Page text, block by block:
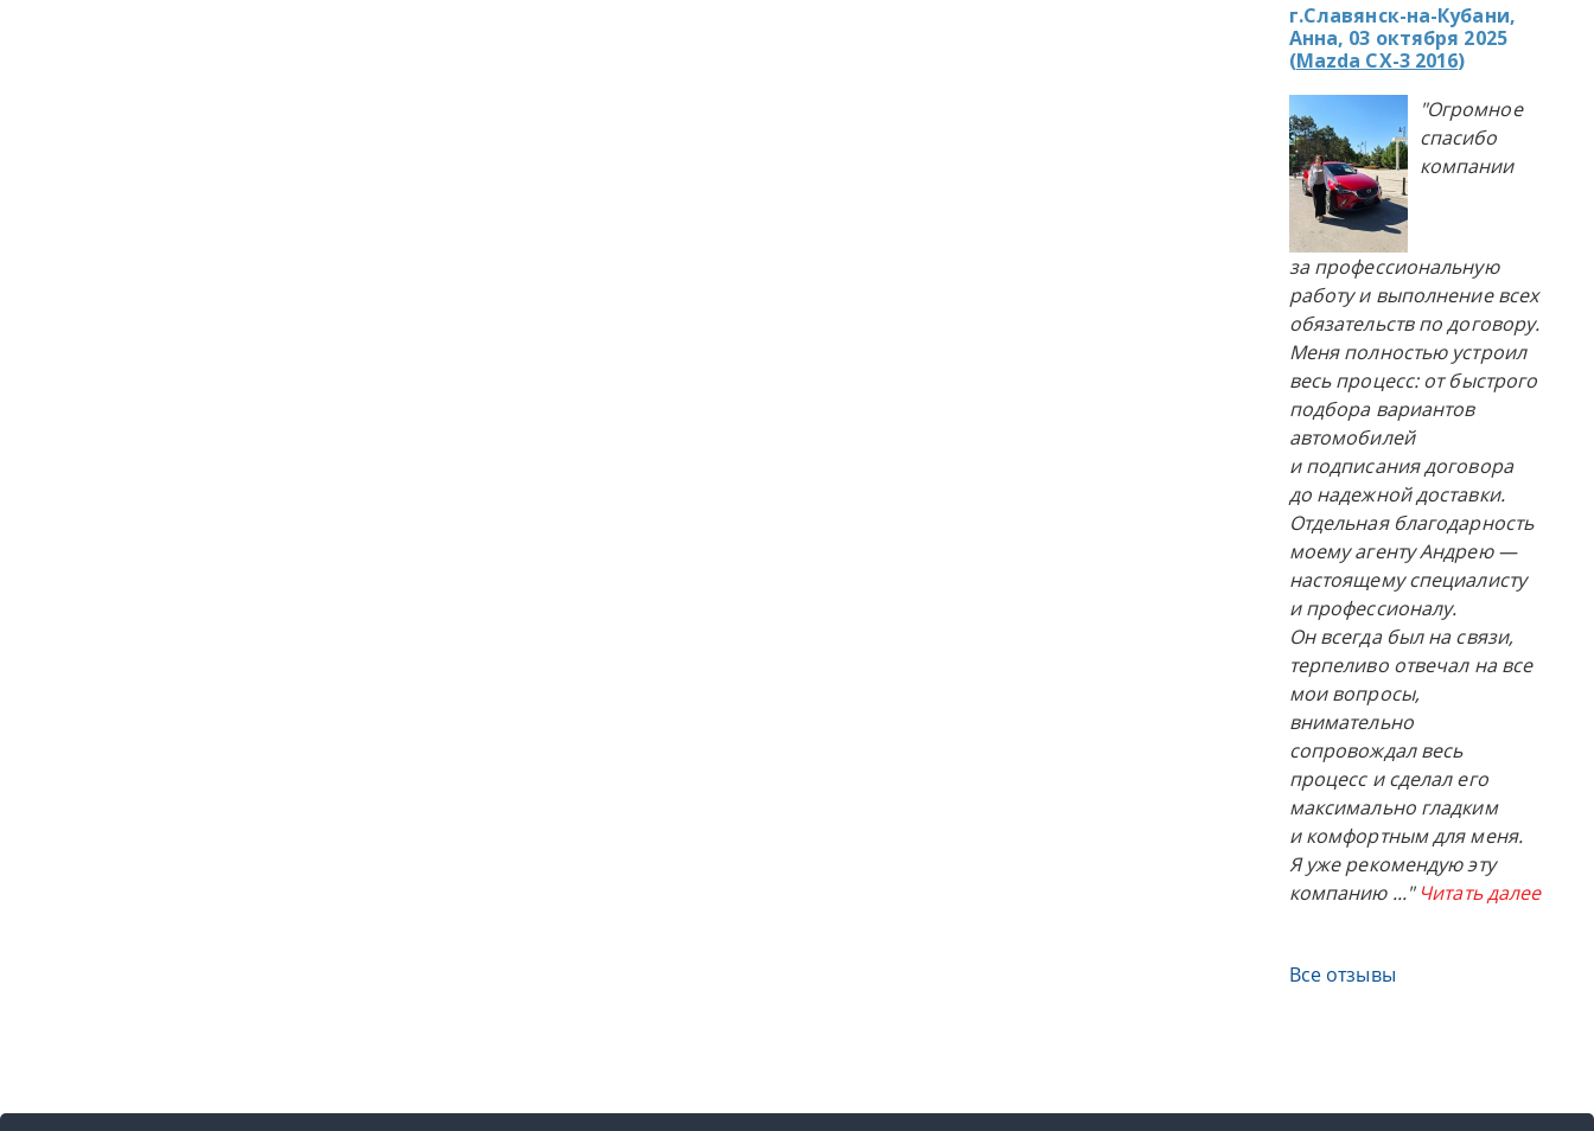
г.Славянск-на-Кубани,
Анна, 03 октября 2025
(Mazda CX-3 2016)
"Огромное
спасибо
компании
за профессиональную
работу и выполнение всех
обязательств по договору.
Меня полностью устроил
весь процесс: от быстрого
подбора вариантов
автомобилей
и подписания договора
до надежной доставки.
Отдельная благодарность
моему агенту Андрею —
настоящему специалисту
и профессионалу.
Он всегда был на связи,
терпеливо отвечал на все
мои вопросы,
внимательно
сопровождал весь
процесс и сделал его
максимально гладким
и комфортным для меня.
Я уже рекомендую эту
компанию ..." Читать далее
Все отзывы